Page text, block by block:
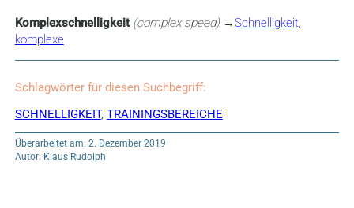
Komplexschnelligkeit (complex speed)→Schnelligkeit,
komplexe
Schlagwörter für diesen Suchbegriff:
SCHNELLIGKEIT, TRAININGSBEREICHE
Überarbeitet am: 2. Dezember 2019
Autor: Klaus Rudolph